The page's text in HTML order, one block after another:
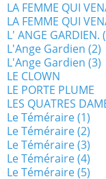
LA FEMME QUI
LA FEMME QUI
L' ANGE GARDIEN.
L'Ange Gardien (2)
L'Ange Gardien (3)
LE CLOWN
LE PORTE PLUME
LES QUATRES
Le Téméraire (1)
Le Téméraire (2)
Le Téméraire (3)
Le Téméraire (4)
Le Téméraire (5)